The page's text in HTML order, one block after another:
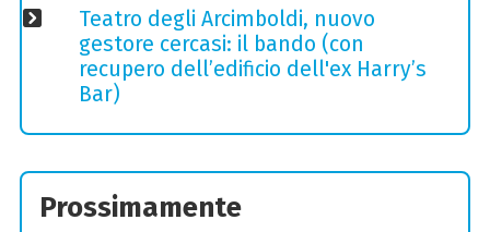
Teatro degli Arcimboldi, nuovo
gestore cercasi: il bando (con
recupero dell’edificio dell'ex Harry’s
Bar)
Prossimamente